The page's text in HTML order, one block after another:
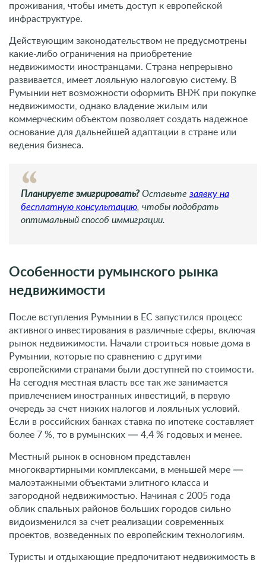
проживания, чтобы иметь доступ к европейской
инфраструктуре.
Действующим законодательством не предусмотрены
какие-либо ограничения на приобретение
недвижимости иностранцами. Страна непрерывно
развивается, имеет лояльную налоговую систему. В
Румынии нет возможности оформить ВНЖ при покупке
недвижимости, однако владение жилым или
коммерческим объектом позволяет создать надежное
основание для дальнейшей адаптации в стране или
ведения бизнеса.
Планируете эмигрировать? Оставьте заявку на
бесплатную консультацию, чтобы подобрать
оптимальный способ иммиграции.
Особенности румынского рынка
недвижимости
После вступления Румынии в ЕС запустился процесс
активного инвестирования в различные сферы, включая
рынок недвижимости. Начали строиться новые дома в
Румынии, которые по сравнению с другими
европейскими странами были доступней по стоимости.
На сегодня местная власть все так же занимается
привлечением иностранных инвестиций, в первую
очередь за счет низких налогов и лояльных условий.
Если в российских банках ставка по ипотеке составляет
более 7 %, то в румынских — 4,4 % годовых и менее.
Местный рынок в основном представлен
многоквартирными комплексами, в меньшей мере —
малоэтажными объектами элитного класса и
загородной недвижимостью. Начиная с 2005 года
облик спальных районов больших городов сильно
видоизменился за счет реализации современных
проектов, возведенных по европейским технологиям.
Туристы и отдыхающие предпочитают недвижимость в